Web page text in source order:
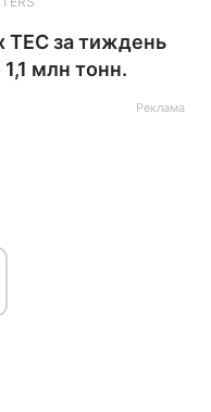
ТЕС за тиждень
млн тонн.
Реклама